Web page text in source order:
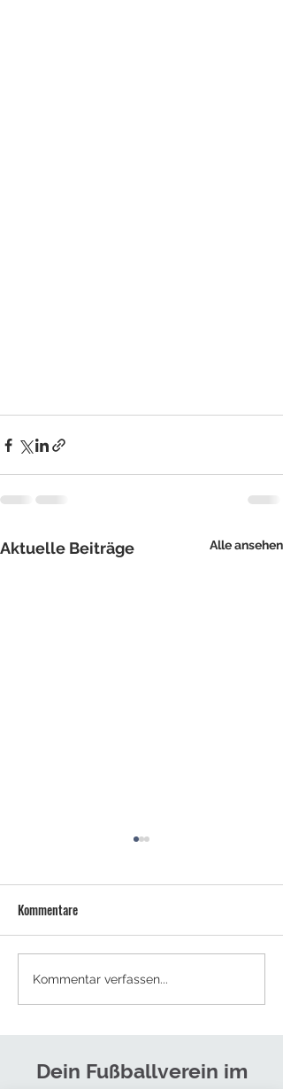
Aktuelle Beiträge Alle ansehen
NEUES TRAINERTEAM FÜR DIE
HERREN
Kommentare
Kommentar verfassen...
Dein Fußballverein im